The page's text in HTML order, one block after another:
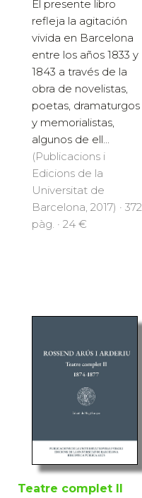
El presente libro
refleja la agitación
vivida en Barcelona
entre los años 1833 y
1843 a través de la
obra de novelistas,
poetas, dramaturgos
y memorialistas,
algunos de ell...
(Publicacions i
Edicions de la
Universitat de
Barcelona, 2017) · 372
pàg. · 24 €
Teatre complet II